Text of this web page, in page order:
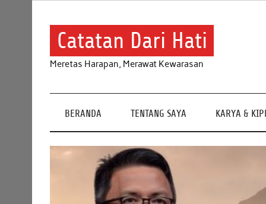
Catatan Dari Hati
Meretas Harapan, Merawat Kewarasan
BERANDA TENTANG SAYA KARYA &